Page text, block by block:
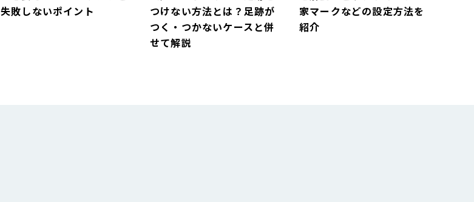
失敗しないポイント
つけない方法とは？足跡が
つく・つかないケースと併
せて解説
家マークなどの設定方法を
紹介